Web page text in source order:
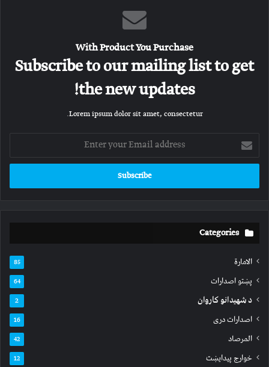
With Product You Purchase
Subscribe to our mailing list to get
the new updates!
Lorem ipsum dolor sit amet, consectetur.
Enter
your
Email
Categories
الامارة 85
پښتو اصدارات 64
د شهیدانو کاروان 2
اصدارات دری 16
المرصاد 42
خوارج پیدایښت 12